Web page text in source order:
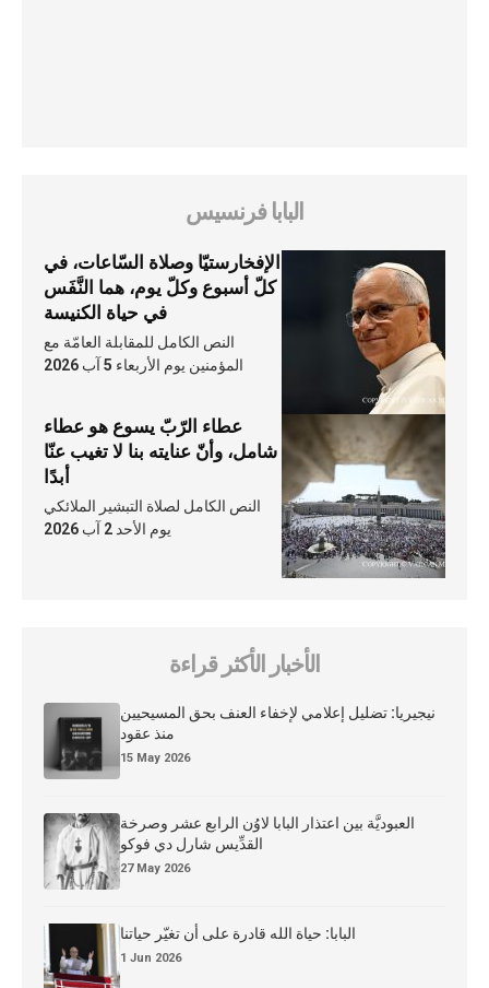
البابا فرنسيس
الإفخارستيّا وصلاة السّاعات، في
كلّ أسبوع وكلّ يوم، هما النَّفَس
في حياة الكنيسة
النص الكامل للمقابلة العامّة مع
المؤمنين يوم الأربعاء 5 آب 2026
عطاء الرّبّ يسوع هو عطاء
شامل، وأنّ عنايته بنا لا تغيب عنّا
أبدًا
النص الكامل لصلاة التبشير الملائكي
يوم الأحد 2 آب 2026
الأخبار الأكثر قراءة
نيجيريا: تضليل إعلامي لإخفاء العنف بحق المسيحيين
منذ عقود
15 May 2026
العبوديَّة بين اعتذار البابا لاوُن الرابع عشر وصرخة
القدِّيس شارل دي فوكو
27 May 2026
البابا: حياة الله قادرة على أن تغيّر حياتنا
1 Jun 2026